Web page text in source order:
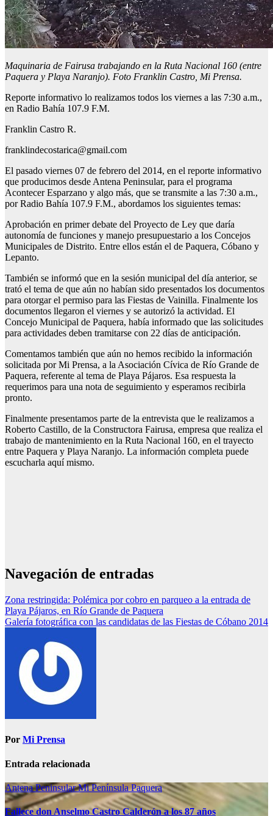
Maquinaria de Fairusa trabajando en la Ruta Nacional 160 (entre
Paquera y Playa Naranjo). Foto Franklin Castro, Mi Prensa.
Reporte informativo lo realizamos todos los viernes a las 7:30 a.m.,
en Radio Bahía 107.9 F.M.
Franklin Castro R.
franklindecostarica@gmail.com
El pasado viernes 07 de febrero del 2014, en el reporte informativo
que producimos desde Antena Peninsular, para el programa
Acontecer Esparzano y algo más, que se transmite a las 7:30 a.m.,
por Radio Bahía 107.9 F.M., abordamos los siguientes temas:
Aprobación en primer debate del Proyecto de Ley que daría
autonomía de funciones y manejo presupuestario a los Concejos
Municipales de Distrito. Entre ellos están el de Paquera, Cóbano y
Lepanto.
También se informó que en la sesión municipal del día anterior, se
trató el tema de que aún no habían sido presentados los documentos
para otorgar el permiso para las Fiestas de Vainilla. Finalmente los
documentos llegaron el viernes y se autorizó la actividad. El
Concejo Municipal de Paquera, había informado que las solicitudes
para actividades deben tramitarse con 22 días de anticipación.
Comentamos también que aún no hemos recibido la información
solicitada por Mi Prensa, a la Asociación Cívica de Río Grande de
Paquera, referente al tema de Playa Pájaros. Esa respuesta la
requerimos para una nota de seguimiento y esperamos recibirla
pronto.
Finalmente presentamos parte de la entrevista que le realizamos a
Roberto Castillo, de la Constructora Fairusa, empresa que realiza el
trabajo de mantenimiento en la Ruta Nacional 160, en el trayecto
entre Paquera y Playa Naranjo. La información completa puede
escucharla aquí mismo.
Navegación de entradas
Zona restringida: Polémica por cobro en parqueo a la entrada de
Playa Pájaros, en Río Grande de Paquera
Galería fotográfica con las candidatas de las Fiestas de Cóbano 2014
Por Mi Prensa
Entrada relacionada
Antena PeninsularMi PenínsulaPaquera
Fallece don Anselmo Castro Calderón a los 87 años